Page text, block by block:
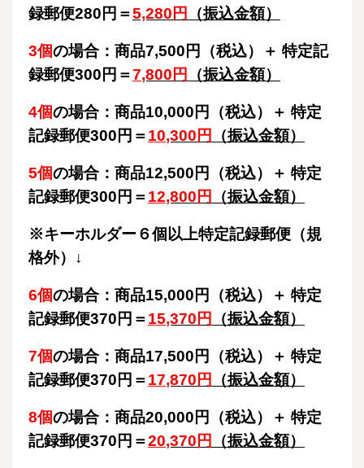
録郵便280円＝5,280円 （振込金額）
3個の場合：商品7,500円（税込）＋ 特定記
録郵便300円＝7,800円 （振込金額）
4個の場合：商品10,000円（税込）＋ 特定
記録郵便300円＝10,300円 （振込金額）
5個の場合：商品12,500円（税込）＋ 特定
記録郵便300円＝12,800円 （振込金額）
※キーホルダー６個以上特定記録郵便（規
格外）↓
6個の場合：商品15,000円（税込）＋ 特定
記録郵便370円＝15,370円 （振込金額）
7個の場合：商品17,500円（税込）＋ 特定
記録郵便370円＝17,870円 （振込金額）
8個の場合：商品20,000円（税込）＋ 特定
記録郵便370円＝20,370円 （振込金額）